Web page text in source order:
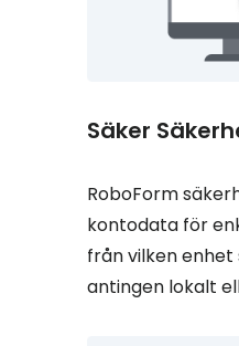
Säker
RoboForm
kontodata för
från vilken enhet
antingen lokalt